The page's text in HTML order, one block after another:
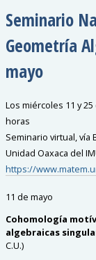
Seminario
Geometría
mayo
Los miércoles 11 y
horas
Seminario virtual, vía
Unidad Oaxaca del
https://
11 de mayo
Cohomología
algebraicas
C.U.)